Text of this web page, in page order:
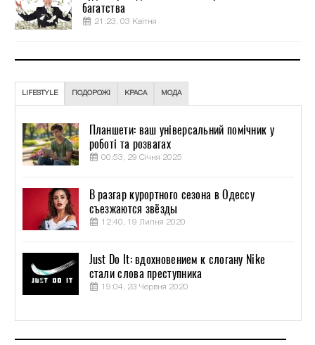
багатства
21:23, 03 Квітня
LIFESTYLE ПОДОРОЖІ КРАСА МОДА
Планшети: ваш універсальний помічник у
роботі та розвагах
00:53, 29 Січня 2025
В разгар курортного сезона в Одессу
съезжаются звёзды
12:40, 19 Липня 2020
Just Do It: вдохновением к слогану Nike
стали слова преступника
19:04, 23 Червня 2020